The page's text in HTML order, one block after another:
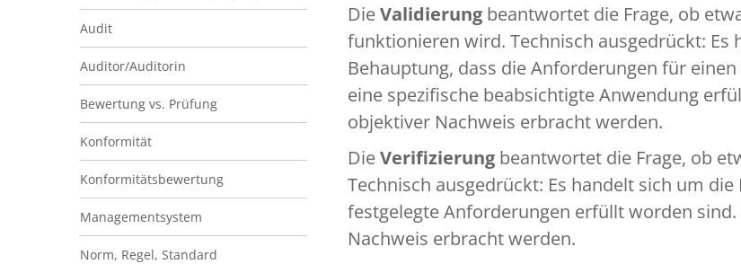
DieValidierung beantwortet die Frage, ob
funktionieren wird. Technisch ausgedrückt:
Behauptung, dass die Anforderungen für
eine spezifische beabsichtigte Anwendung
objektiver Nachweis erbracht werden.
DieVerifizierung beantwortet die Frage, ob
Technisch ausgedrückt: Es handelt sich um
festgelegte Anforderungen erfüllt worden
Nachweis erbracht werden.
Audit
Auditor/Auditorin
Bewertung vs. Prüfung
Konformität
Konformitätsbewertung
Managementsystem
Norm, Regel, Standard